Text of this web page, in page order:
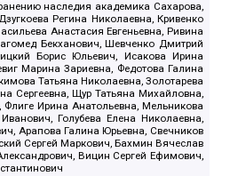
наследия академика Сахарова,
Регина Николаевна, Кривенко
Анастасия Евгеньевна, Ривина
Бекханович, Шевченко Дмитрий
Борис Юльевич, Исакова Ирина
Марина Зариевна, Федотова Галина
Татьяна Николаевна, Золотарева
Сергеевна, Щур Татьяна Михайловна,
Ирина Анатольевна, Мельникова
Голубева Елена Николаевна,
Арапова Галина Юрьевна, Свечников
Сергей Маркович, Бахмин Вячеслав
Вицин Сергей Ефимович,